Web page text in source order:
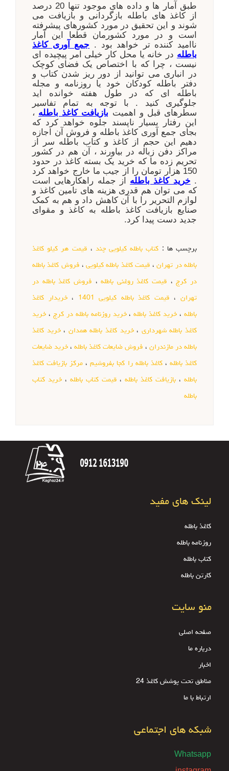
طبق آمار ها و داده های موجود تنها 20 درصد
از کاغذ های باطله بازگردانی و بازیافت می
شوند و این تحقیق در مورد کشورهای پیشرفته
است و در مورد کشورمان قطعا این آمار
ناامید کننده تر خواهد بود . جمع آوری کاغذ
باطله در خانه یا محل کار خیلی امر پیچیده ای
نیست ، چرا که با اختصاص یک فضای کوچک
در انباری می توانید از دور ریز شدن کتاب و
دفتر باطله کودکان خود یا روزنامه و مجله
باطله ای که در طول هفته خوانده اید
جلوگیری کنید . با توجه به تمام تفاسیر
سطرهای قبل و اهمیت بازیافت کاغذ باطله ،
این رفتار بسیار ناپسند جلوه خواهد کرد که
بجای جمع آوری کاغذ باطله و فروش آن اجازه
دهیم این حجم از کاغذ و کتاب باطله سر از
مراکز دفن زباله در بیاورند ، آن هم در کشور
تحریم زده ما که خرید یک بسته کاغذ در حدود
150 هزار تومان را از جیب ما خارج خواهد کرد
. خرید کاغذ باطله از جمله راهکارهایی است
که می توان هم قدری هزینه های تامین کاغذ و
لوازم التحریر را با آن کاهش داد و هم به کمک
صنایع بازیافت کاغذ باطله به کاغذ و مقوای
جدید دست پیدا کرد.
برچسب ها : کتاب باطله کیلویی چند ، قیمت هر کیلو کاغذ
باطله در تهران، قیمت کاغذ باطله کیلویی، فروش کاغذ باطله
در کرج، قیمت کاغذ روغنی باطله، فروش کاغذ باطله در
تهران، قیمت کاغذ باطله کیلویی 1401 ،خریدار کاغذ
باطله، خرید کاغذ باطله،خرید روزنامه باطله در کرج ، خرید
کاغذ باطله شهرداری ،خرید کاغذ باطله همدان ،خرید کاغذ
باطله در مازندران ، فروش ضایعات کاغذ باطله ، خرید ضایعات
کاغذ باطله ،کاغذ باطله را کجا بفروشیم، مرکز بازیافت کاغذ
باطله، بازیافت کاغذ باطله، قیمت کتاب باطله ،خرید کتاب
باطله
لینک های مفید
کاغذ باطله
روزنامه باطله
کتاب باطله
کارتن باطله
منو سایت
صفحه اصلی
درباره ما
اخبار
مناطق تحت پوشش کاغذ 24
ارتباط با ما
شبکه های اجتماعی
Whatsapp